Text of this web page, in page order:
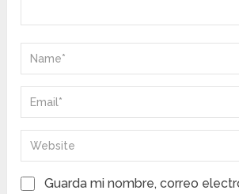
Guarda mi nombre, correo